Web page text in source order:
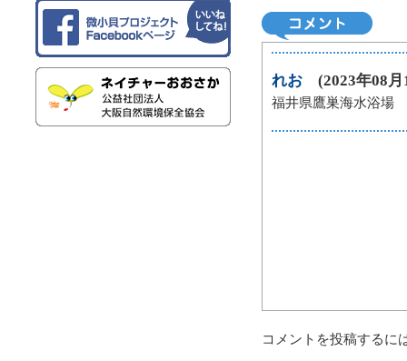
れお (2023年08月
福井県鷹巣海水浴場
コメントを投稿するに